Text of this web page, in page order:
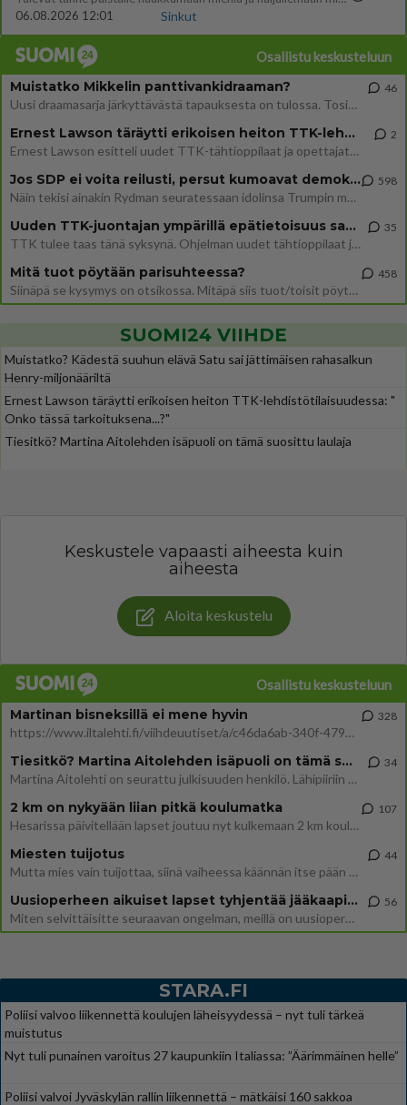
06.08.2026 12:01
Sinkut
Osallistu keskusteluun
Muistatko Mikkelin panttivankidraaman?
Uusi draamasarja järkyttävästä tapauksesta on tulossa. Tositapahtumiin perustuva sarja ammentaa vuoden 1986 Mikkelin pan
46
Ernest Lawson täräytti erikoisen heiton TTK-lehdistötilaisuudessa: " Onko tässä tarkoituksena...?"
Ernest Lawson esitteli uudet TTK-tähtioppilaat ja opettajat torstaina 6.8. lehdistölle. Tulevalla kaudella on yksi hausk
2
Jos SDP ei voita reilusti, persut kumoavat demokratian Suomesta
Näin tekisi ainakin Rydman seuratessaan idolinsa Trumpin mallia https://www.is.fi/politiikka/art-2000012187244.html
598
Uuden TTK-juontajan ympärillä epätietoisuus sakenee - Nyt MTV hämmentää soppaa
TTK tulee taas tänä syksynä. Ohjelman uudet tähtioppilaat julkistetaan torstaina 6. elokuuta klo 14 alkavassa lehdistö
35
Mitä tuot pöytään parisuhteessa?
Siinäpä se kysymys on otsikossa. Mitäpä siis tuot/toisit pöytään parisuhteessa? Oletko mies vai nainen? Koetko sen mitä
458
SUOMI24 VIIHDE
Muistatko? Kädestä suuhun elävä Satu sai jättimäisen rahasalkun
Henry-miljonääriltä
Ernest Lawson täräytti erikoisen heiton TTK-lehdistötilaisuudessa: "
Onko tässä tarkoituksena...?"
Tiesitkö? Martina Aitolehden isäpuoli on tämä suosittu laulaja
Keskustele vapaasti aiheesta kuin
aiheesta
Aloita keskustelu
Osallistu keskusteluun
Martinan bisneksillä ei mene hyvin
https://www.iltalehti.fi/viihdeuutiset/a/c46da6ab-340f-4790-aaa7-0865eed2336 Yrityksen konkurssihakemus on tullut kärä
328
Tiesitkö? Martina Aitolehden isäpuoli on tämä suosittu laulaja
Martina Aitolehti on seurattu julkisuuden henkilö. Lähipiiriin mahtuu muitakin tunnettuja henkilöitä. Tiesitkö, että Ma
34
2 km on nykyään liian pitkä koulumatka
Hesarissa päivitellään lapset joutuu nyt kulkemaan 2 km kouluun jösses. Ruostefillarilla tuo matka menee vaikka miten äk
107
Miesten tuijotus
Mutta mies vain tuijottaa, siinä vaiheessa käännän itse pään pois. Mikä juttu? Yleensä jos joku tuijottaa tai katsoo, hä
44
Uusioperheen aikuiset lapset tyhjentää jääkaapin käydessään
Miten selvittäisitte seuraavan ongelman, meillä on uusioperhe, minulla teini-ikäiset lapset ja puolisolla aikuiset, jotk
56
STARA.FI
Poliisi valvoo liikennettä koulujen läheisyydessä – nyt tuli tärkeä
muistutus
Nyt tuli punainen varoitus 27 kaupunkiin Italiassa: ”Äärimmäinen helle”
Poliisi valvoi Jyväskylän rallin liikennettä – mätkäisi 160 sakkoa